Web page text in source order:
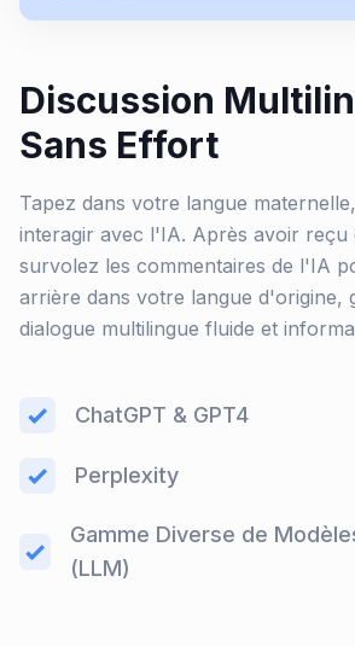
Discussion
Sans Effort
Tapez dans votre langue
interagir avec l'IA. Après avoir reçu
survolez les commentaires de l'IA
arrière dans votre langue d'origine,
dialogue multilingue fluide et
ChatGPT & GPT4
Perplexity
Gamme Diverse de
(LLM)